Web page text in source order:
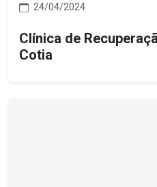
24/04/2024
Clínica de
Cotia